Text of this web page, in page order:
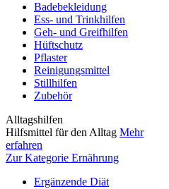
Badebekleidung
Ess- und Trinkhilfen
Geh- und Greifhilfen
Hüftschutz
Pflaster
Reinigungsmittel
Stillhilfen
Zubehör
Alltagshilfen
Hilfsmittel für den Alltag Mehr
erfahren
Zur Kategorie Ernährung
Ergänzende Diät